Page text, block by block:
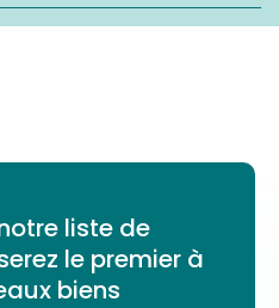
liste de
le premier à
biens